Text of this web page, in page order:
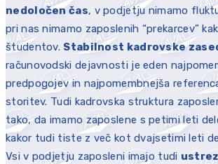
nedoločen čas, v podjetju nimamo
pri nas nimamo zaposlenih “prekarcev”
študentov. Stabilnost kadrovske
računovodski dejavnosti je eden
predpogojev in najpomembnejša
storitev. Tudi kadrovska struktura
tako, da imamo zaposlene s petimi leti
kakor tudi tiste z več kot dvajsetimi leti
Vsi v podjetju zaposleni imajo tudi